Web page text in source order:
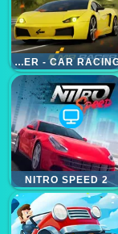
MR RACER - CAR RACING
NITRO SPEED 2